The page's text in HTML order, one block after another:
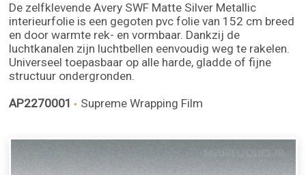
De zelfklevende Avery SWF Matte Silver Metallic
interieurfolie is een gegoten pvc folie van 152 cm breed
en door warmte rek- en vormbaar. Dankzij de
luchtkanalen zijn luchtbellen eenvoudig weg te rakelen.
Universeel toepasbaar op alle harde, gladde of fijne
structuur ondergronden.
AP2270001
Supreme Wrapping Film